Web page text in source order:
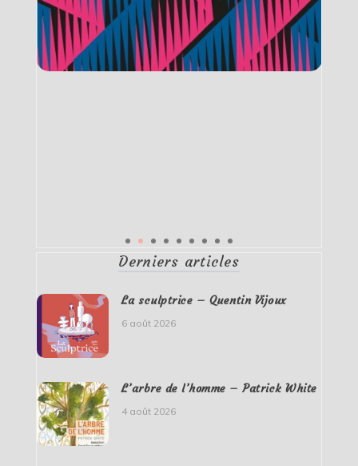
Derniers articles
La sculptrice – Quentin Vijoux
6 août 2026
L’arbre de l’homme – Patrick White
4 août 2026